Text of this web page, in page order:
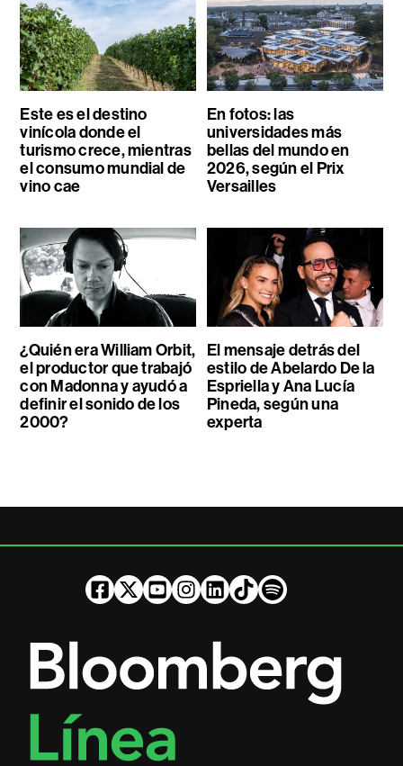
Este es el destino
vinícola donde el
turismo crece, mientras
el consumo mundial de
vino cae
En fotos: las
universidades más
bellas del mundo en
2026, según el Prix
Versailles
¿Quién era William Orbit,
el productor que trabajó
con Madonna y ayudó a
definir el sonido de los
2000?
El mensaje detrás del
estilo de Abelardo De la
Espriella y Ana Lucía
Pineda, según una
experta